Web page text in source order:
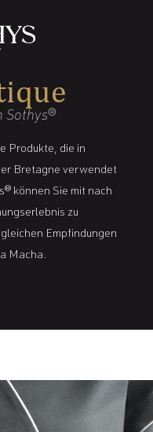
Sothys®
Produkte, die in
Bretagne verwendet
können Sie mit nach
zu
Empfindungen
Macha.